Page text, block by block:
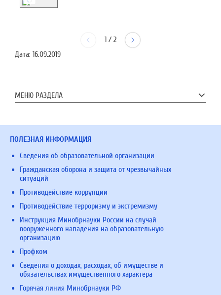
1 / 2
Дата: 16.09.2019
МЕНЮ РАЗДЕЛА
ПОЛЕЗНАЯ ИНФОРМАЦИЯ
Сведения об образовательной организации
Гражданская оборона и защита от чрезвычайных
ситуаций
Противодействие коррупции
Противодействие терроризму и экстремизму
Инструкция Минобрнауки России на случай
вооруженного нападения на образовательную
организацию
Профком
Сведения о доходах, расходах, об имуществе и
обязательствах имущественного характера
Горячая линия Минобрнауки РФ